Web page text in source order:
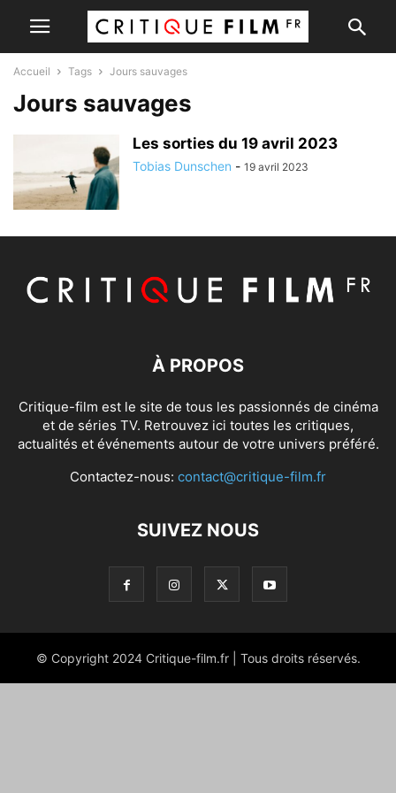
Accueil Tags Jours sauvages
Jours sauvages
Les sorties du 19 avril 2023
Tobias Dunschen - 19 avril 2023
À PROPOS
Critique-film est le site de tous les passionnés de cinéma
et de séries TV. Retrouvez ici toutes les critiques,
actualités et événements autour de votre univers préféré.
Contactez-nous: contact@critique-film.fr
SUIVEZ NOUS
© Copyright 2024 Critique-film.fr | Tous droits réservés.